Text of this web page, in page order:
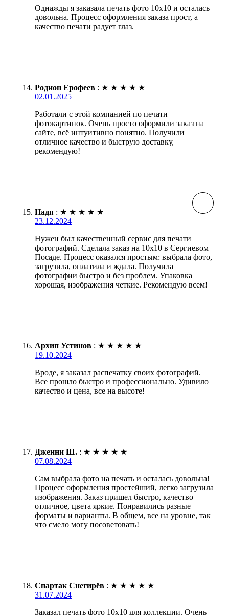
Однажды я заказала печать фото 10х10 и осталась
довольна. Процесс оформления заказа прост, а
качество печати радует глаз.
Родион Ерофеев : ★ ★ ★ ★ ★
02.01.2025
Работали с этой компанией по печати
фотокартинок. Очень просто оформили заказ на
сайте, всё интуитивно понятно. Получили
отличное качество и быструю доставку,
рекомендую!
Надя : ★ ★ ★ ★ ★
23.12.2024
Нужен был качественный сервис для печати
фотографий. Сделала заказ на 10х10 в Сергиевом
Посаде. Процесс оказался простым: выбрала фото,
загрузила, оплатила и ждала. Получила
фотографии быстро и без проблем. Упаковка
хорошая, изображения четкие. Рекомендую всем!
Архип Устинов : ★ ★ ★ ★ ★
19.10.2024
Вроде, я заказал распечатку своих фотографий.
Все прошло быстро и профессионально. Удивило
качество и цена, все на высоте!
Дженни Ш. : ★ ★ ★ ★ ★
07.08.2024
Сам выбрала фото на печать и осталась довольна!
Процесс оформления простейший, легко загрузила
изображения. Заказ пришел быстро, качество
отличное, цвета яркие. Понравились разные
форматы и варианты. В общем, все на уровне, так
что смело могу посоветовать!
Спартак Снегирёв : ★ ★ ★ ★ ★
31.07.2024
Заказал печать фото 10х10 для коллекции. Очень